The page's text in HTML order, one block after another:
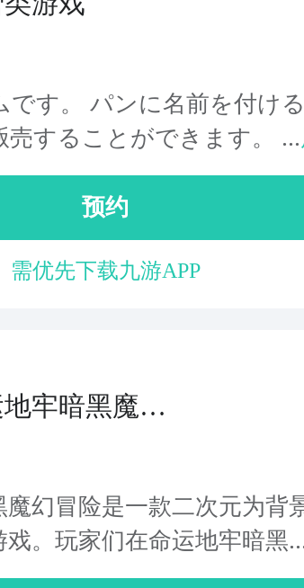
です。 パンに名前を付け
売することができます。 ...
预约
需优先下载九游APP
牢暗黑魔幻
幻冒险是一款二次元为背
。玩家们在命运地牢暗黑